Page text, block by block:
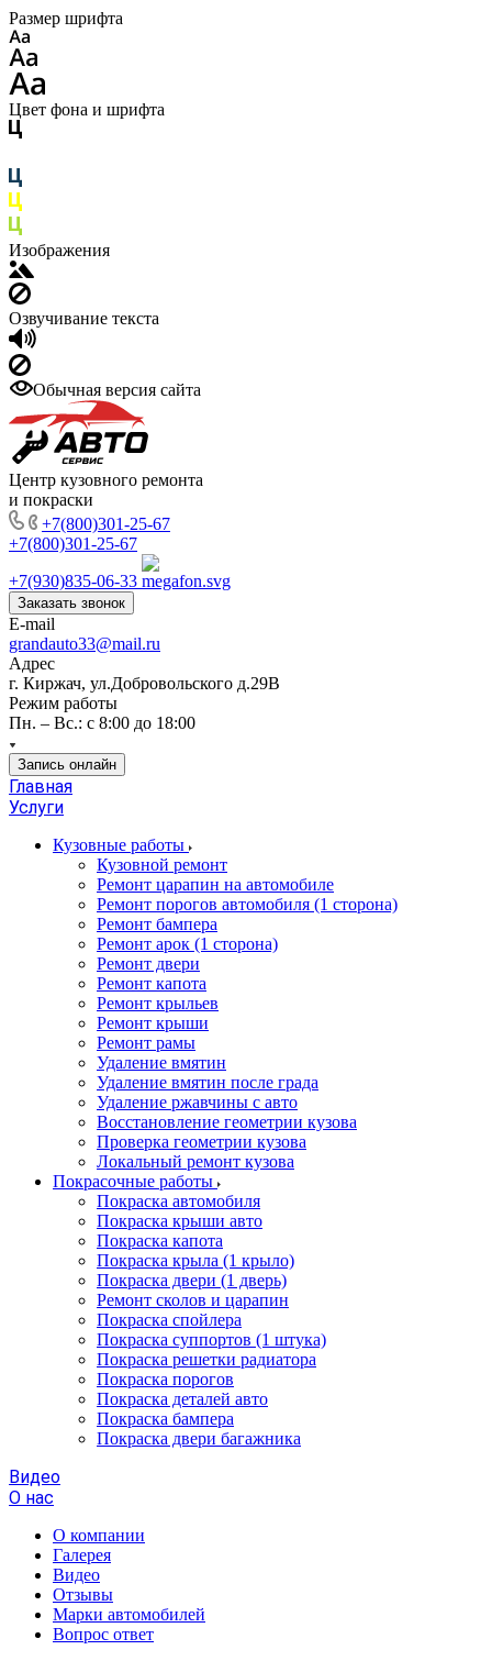
Размер шрифта
Цвет фона и шрифта
Изображения
Озвучивание текста
Обычная версия сайта
Центр кузовного ремонта
и покраски
+7(800)301-25-67
+7(800)301-25-67
+7(930)835-06-33
Заказать звонок
E-mail
grandauto33@mail.ru
Адрес
г. Киржач, ул.Добровольского д.29В
Режим работы
Пн. – Вс.: с 8:00 до 18:00
Запись онлайн
Главная
Услуги
Кузовные работы
Кузовной ремонт
Ремонт царапин на автомобиле
Ремонт порогов автомобиля (1 сторона)
Ремонт бампера
Ремонт арок (1 сторона)
Ремонт двери
Ремонт капота
Ремонт крыльев
Ремонт крыши
Ремонт рамы
Удаление вмятин
Удаление вмятин после града
Удаление ржавчины с авто
Восстановление геометрии кузова
Проверка геометрии кузова
Локальный ремонт кузова
Покрасочные работы
Покраска автомобиля
Покраска крыши авто
Покраска капота
Покраска крыла (1 крыло)
Покраска двери (1 дверь)
Ремонт сколов и царапин
Покраска спойлера
Покраска суппортов (1 штука)
Покраска решетки радиатора
Покраска порогов
Покраска деталей авто
Покраска бампера
Покраска двери багажника
Видео
О нас
О компании
Галерея
Видео
Отзывы
Марки автомобилей
Вопрос ответ